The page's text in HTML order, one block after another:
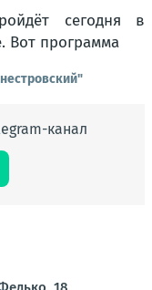
сегодня в
Вот программа
канал